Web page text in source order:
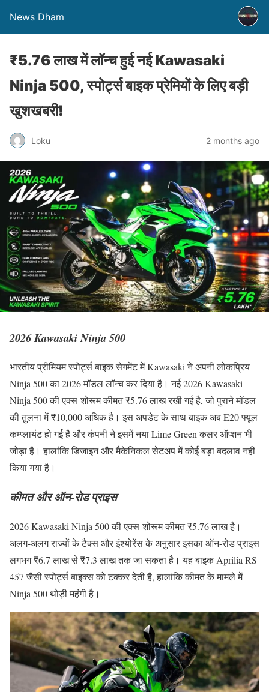
News Dham
₹5.76 लाख में लॉन्च हुई नई Kawasaki
Ninja 500, स्पोर्ट्स बाइक प्रेमियों के लिए बड़ी
खुशखबरी!
Loku 2 months ago
2026 Kawasaki Ninja 500
भारतीय प्रीमियम स्पोर्ट्स बाइक सेगमेंट में Kawasaki ने अपनी लोकप्रिय
Ninja 500 का 2026 मॉडल लॉन्च कर दिया है। नई 2026 Kawasaki
Ninja 500 की एक्स-शोरूम कीमत ₹5.76 लाख रखी गई है, जो पुराने मॉडल
की तुलना में ₹10,000 अधिक है। इस अपडेट के साथ बाइक अब E20 फ्यूल
कम्प्लायंट हो गई है और कंपनी ने इसमें नया Lime Green कलर ऑप्शन भी
जोड़ा है। हालांकि डिजाइन और मैकेनिकल सेटअप में कोई बड़ा बदलाव नहीं
किया गया है।
कीमत और ऑन-रोड प्राइस
2026 Kawasaki Ninja 500 की एक्स-शोरूम कीमत ₹5.76 लाख है।
अलग-अलग राज्यों के टैक्स और इंश्योरेंस के अनुसार इसका ऑन-रोड प्राइस
लगभग ₹6.7 लाख से ₹7.3 लाख तक जा सकता है। यह बाइक Aprilia RS
457 जैसी स्पोर्ट्स बाइक्स को टक्कर देती है, हालांकि कीमत के मामले में
Ninja 500 थोड़ी महंगी है।